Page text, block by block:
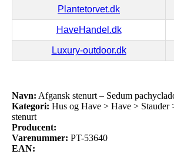
Plantetorvet.dk
HaveHandel.dk
Luxury-outdoor.dk
Navn: Afgansk stenurt – Sedum
Kategori: Hus og Have > Have > Stauder
stenurt
Producent:
Varenummer: PT-53640
EAN: